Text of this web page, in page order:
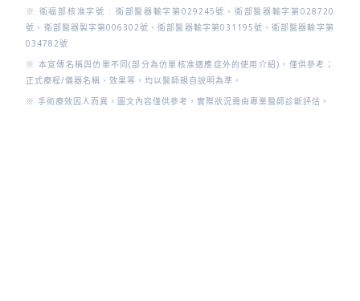
※ 衛福部核准字號 : 衛部醫器輸字第029245號、衛部醫器輸字第028720
號、衛部醫器製字第006302號、衛部醫器輸字第031195號、衛部醫器輸字第
034782號
※ 本宣傳名稱與仿單不同(部分為仿單核准適應症外的使用介紹)，僅供參考；
正式療程/儀器名稱、效果等，均以醫師親自說明為準。
※ 手術療效因人而異，圖文內容僅供參考，實際狀況需由專業醫師診斷評估。